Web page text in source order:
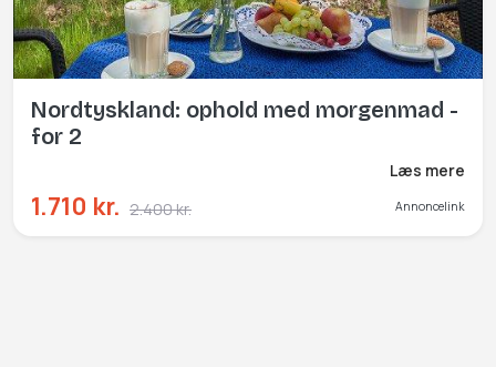
Nordtyskland: ophold med morgenmad -
for 2
Læs mere
1.710 kr. 2.400 kr. Annoncelink